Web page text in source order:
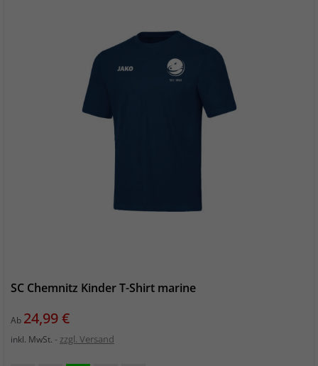
SC Chemnitz Kinder T-Shirt marine
Ab Preis
24,99 €
inkl. MwSt. zzgl. Versand